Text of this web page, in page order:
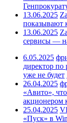
13.06.2025
показывают
13.06.2025
сервисы —
6.05.2025
директор по
уже не будет
26.04.2025
«Авито»,
акционером
25.04.2025
«Пуск» в